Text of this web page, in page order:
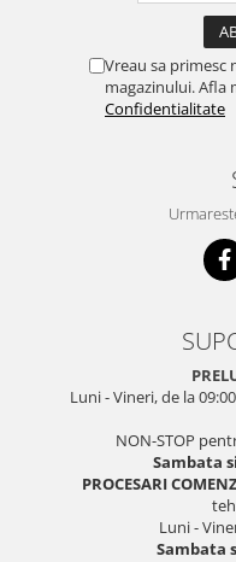
Vreau sa
magazinului. Afla
Confidentialitate
Luni - Vineri, de la
NON-STOP
Sambata
PROCESARI
Luni -
Sambata